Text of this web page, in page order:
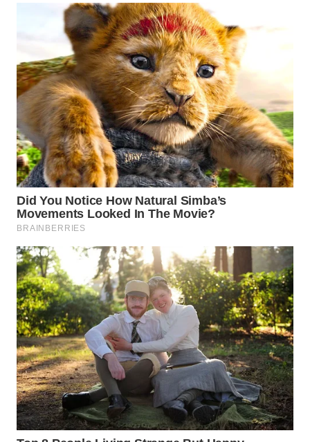
SUMEDANG
WN
CIANJUR
WN
KEPULAUAN
SERIBU
WN
TANGERANG
WN
BINJAI
WN
CIREBON
WN
INDRAMAYU
WN
KUNINGAN